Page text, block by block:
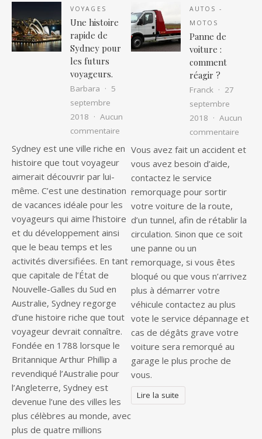
VOYAGES
Une histoire
rapide de
Sydney pour
les futurs
voyageurs.
Barbara
5
septembre
2018
Aucun
commentaire sur Une histoire rapide de Sydney
Sydney est une ville riche en
histoire que tout voyageur
aimerait découvrir par lui-
même. C’est une destination
de vacances idéale pour les
voyageurs qui aime l’histoire
et du développement ainsi
que le beau temps et les
activités diversifiées. En tant
que capitale de l’État de
Nouvelle-Galles du Sud en
Australie, Sydney regorge
d’une histoire riche que tout
voyageur devrait connaître.
Fondée en 1788 lorsque le
Britannique Arthur Phillip a
revendiqué l’Australie pour
l’Angleterre, Sydney est
devenue l’une des villes les
plus célèbres au monde, avec
plus de quatre millions
AUTOS -
MOTOS
Panne de
voiture :
comment
réagir ?
Franck
27
septembre
2018
Aucun
commentaire
Vous avez fait un accident et
vous avez besoin d’aide,
contactez le service
remorquage pour sortir
votre voiture de la route,
d’un tunnel, afin de rétablir la
circulation. Sinon que ce soit
une panne ou un
remorquage, si vous êtes
bloqué ou que vous n’arrivez
plus à démarrer votre
véhicule contactez au plus
vote le service dépannage et
cas de dégâts grave votre
voiture sera remorqué au
garage le plus proche de
vous.
Lire la suite